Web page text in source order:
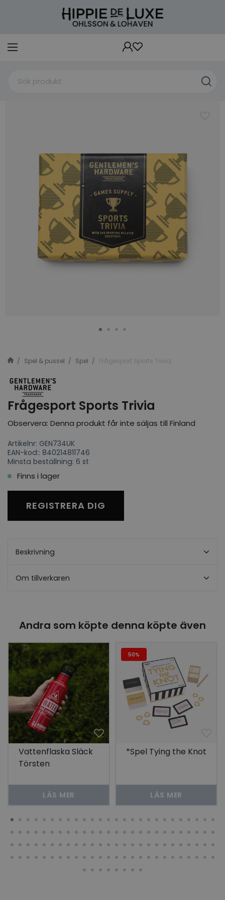
Spel & pussel Spel Frågesport Sports Trivia
Frågesport Sports Trivia
Observera: Denna produkt får inte säljas till Finland
Artikelnr: GEN734UK
EAN-kod:: 840214811746
Minsta beställning: 6 st
Finns i lager
REGISTRERA DIG
Beskrivning
Om tillverkaren
Andra som köpte denna köpte även
Vattenflaska Släck
Törsten
LÄS MER
50%
*Spel Tying the Knot
LÄS MER